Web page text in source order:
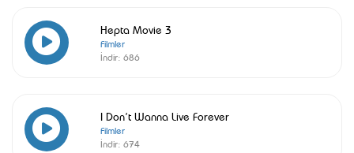
Hepta Movie 3
Filmler
İndir: 686
I Don’t Wanna Live Forever
Filmler
İndir: 674